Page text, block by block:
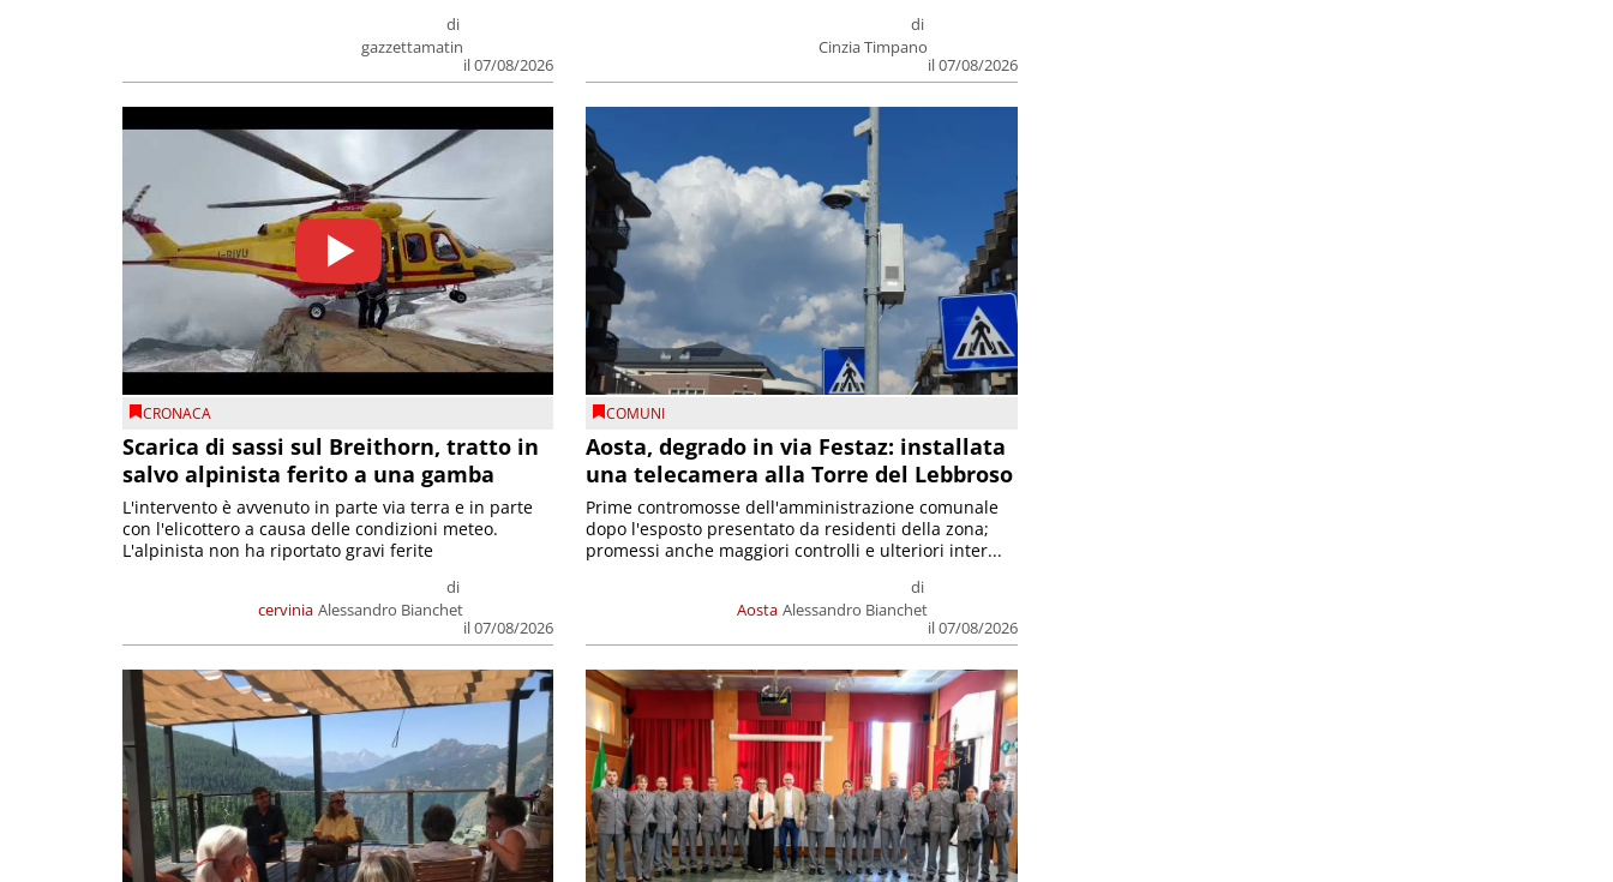
di
gazzettamatin
il 07/08/2026
di
Cinzia Timpano
il 07/08/2026
CRONACA
Scarica di sassi sul Breithorn, tratto in
salvo alpinista ferito a una gamba
cervinia
di
Alessandro Bianchet
il 07/08/2026
L'intervento è avvenuto in parte via terra e in parte
con l'elicottero a causa delle condizioni meteo.
L'alpinista non ha riportato gravi ferite
COMUNI
Aosta, degrado in via Festaz: installata
una telecamera alla Torre del Lebbroso
Aosta
di
Alessandro Bianchet
il 07/08/2026
Prime contromosse dell'amministrazione comunale
dopo l'esposto presentato da residenti della zona;
promessi anche maggiori controlli e ulteriori inter...